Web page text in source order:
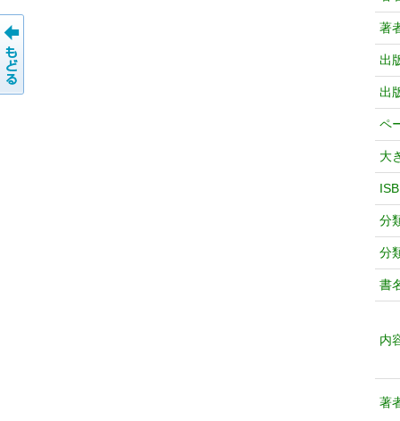
著
出
出
ペ
大
分
分
書
内
著